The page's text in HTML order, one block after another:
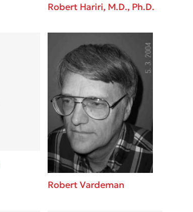
Robert Hariri, M.D., Ph.D.
Robert Vardeman